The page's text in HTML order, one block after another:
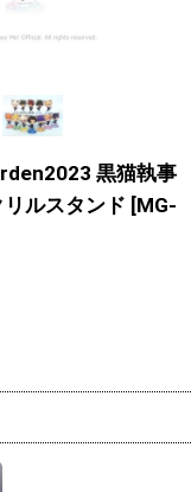
黒猫執事
ルスタンド [MG-